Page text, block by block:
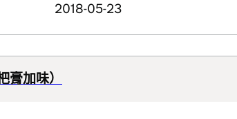
2018-05-23
膏加味）